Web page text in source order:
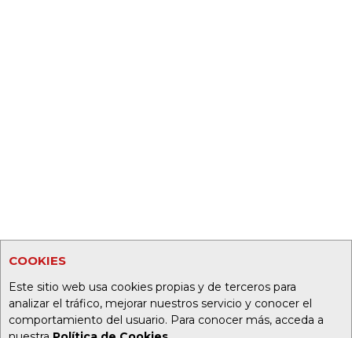
COOKIES
Este sitio web usa cookies propias y de terceros para
analizar el tráfico, mejorar nuestros servicio y conocer el
comportamiento del usuario. Para conocer más, acceda a